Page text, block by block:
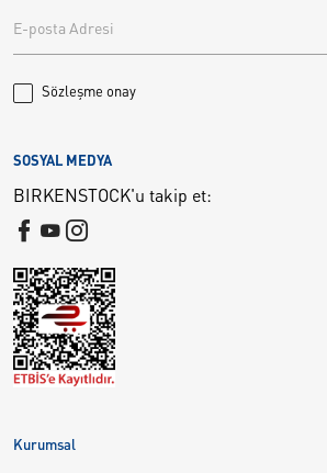
Sözleşme onay
Kurumsal
SOSYAL MEDYA
BIRKENSTOCK'u takip et: